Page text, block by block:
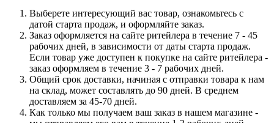
Выберете интересующий вас товар, ознакомьтесь с
датой старта продаж, и оформляйте заказ.
Заказ оформляется на сайте ритейлера в течение 7 - 45
рабочих дней, в зависимости от даты старта продаж.
Если товар уже доступен к покупке на сайте ритейлера -
заказ оформляем в течение 3 - 7 рабочих дней.
Общий срок доставки, начиная с отправки товара к нам
на склад, может составлять до 90 дней. В среднем
доставляем за 45-70 дней.
Как только мы получаем ваш заказ в нашем магазине -